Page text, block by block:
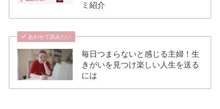
ミ紹介
あわせて読みたい
毎日つまらないと感じる主婦！生
きがいを見つけ楽しい人生を送る
には